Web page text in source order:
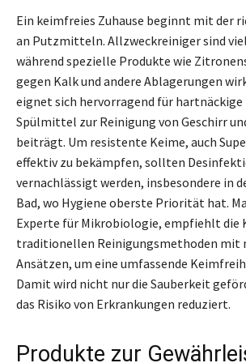
Ein keimfreies Zuhause beginnt mit der
an Putzmitteln. Allzweckreiniger sind
während spezielle Produkte wie
gegen Kalk und andere Ablagerungen
eignet sich hervorragend für hartnäckige
Spülmittel zur Reinigung von Geschirr
beiträgt. Um resistente Keime, auch
effektiv zu bekämpfen, sollten
vernachlässigt werden, insbesondere in
Bad, wo Hygiene oberste Priorität hat.
Experte für Mikrobiologie, empfiehlt die
traditionellen Reinigungsmethoden mit
Ansätzen, um eine umfassende
Damit wird nicht nur die Sauberkeit
das Risiko von Erkrankungen reduziert.
Produkte zur